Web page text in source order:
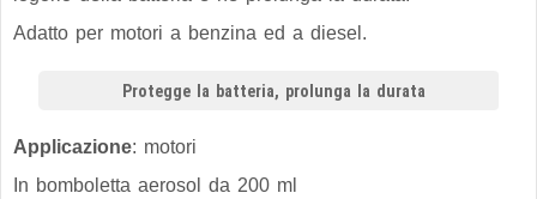
Adatto per motori a benzina ed a diesel.
Protegge la batteria, prolunga la durata
Applicazione: motori
In bomboletta aerosol da 200 ml